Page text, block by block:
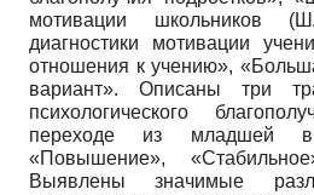
мотивации школьников
диагностики мотивации
отношения к учению»,
вариант». Описаны три
психологического
переходе из младшей
«Повышение»,
Выявлены значимые